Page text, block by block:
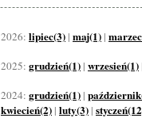
2026: lipiec(3) | maj(1) |
2025: grudzień(1) | wrzesień(1)
2024: grudzień(1) |
kwiecień(2) | luty(3) |